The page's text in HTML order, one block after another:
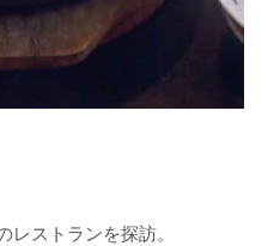
レストランを探訪。